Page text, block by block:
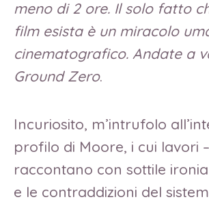
meno di 2 ore. Il solo fatto
film esista è un miracolo
cinematografico. Andate a
Ground Zero.
Incuriosito, m’intrufolo
profilo di Moore, i cui lavori
raccontano con sottile
e le contraddizioni del